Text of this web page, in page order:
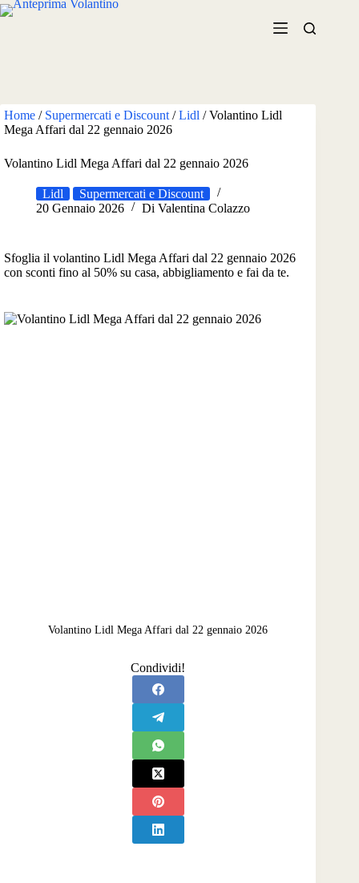
Salta
al
Home / Supermercati e Discount /Lidl /Volantino Lidl
Mega Affari dal 22 gennaio 2026
Volantino Lidl Mega Affari dal 22 gennaio 2026
Lidl
Supermercati e Discount
20 Gennaio 2026
Di Valentina Colazzo
Sfoglia il volantino Lidl Mega Affari dal 22 gennaio 2026
con sconti fino al 50% su casa, abbigliamento e fai da te.
Volantino Lidl Mega Affari dal 22 gennaio 2026
Condividi!